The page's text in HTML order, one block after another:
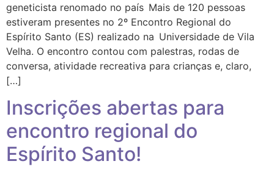
geneticista renomado no país Mais de 120 pessoas
estiveram presentes no 2º Encontro Regional do
Espírito Santo (ES) realizado na Universidade de Vila
Velha. O encontro contou com palestras, rodas de
conversa, atividade recreativa para crianças e, claro,
[…]
Inscrições abertas para
encontro regional do
Espírito Santo!